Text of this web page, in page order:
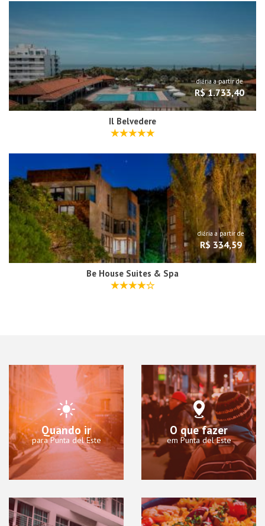
diária a partir de
R$ 1.733,40
Il Belvedere
diária a partir de
R$ 334,59
Be House Suites & Spa
Quando ir
para Punta del Este
O que fazer
em Punta del Este